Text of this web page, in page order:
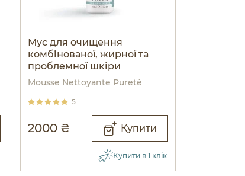
Мус для очищення
комбінованої, жирної та
проблемної шкіри
Mousse Nettoyante Pureté
5
2000 ₴ Купити
Купити в 1 клік